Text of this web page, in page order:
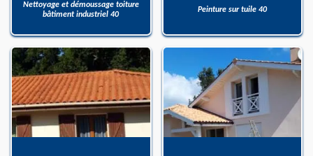
Nettoyage et démoussage toiture
bâtiment industriel 40
Peinture sur tuile 40